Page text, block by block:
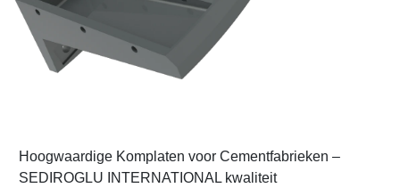
Hoogwaardige Komplaten voor Cementfabrieken –
SEDIROGLU INTERNATIONAL kwaliteit